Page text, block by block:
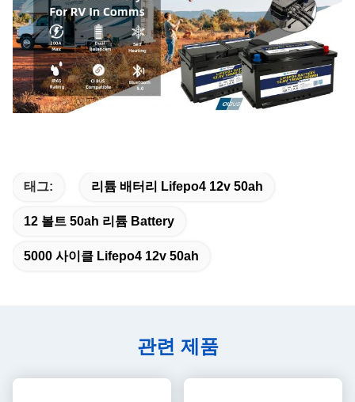
태그: 리튬 배터리 Lifepo4 12v 50ah
12 볼트 50ah 리튬 Battery
5000 사이클 Lifepo4 12v 50ah
관련 제품